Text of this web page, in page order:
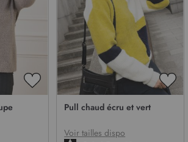
AJOUTER
D’ENVIE
Pull chaud écru et vert
Voir tailles dispo